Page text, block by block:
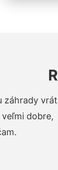
záhrady
dobre,